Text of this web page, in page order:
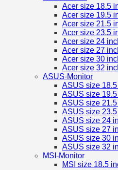
Acer size 18.5
Acer size 19.5
Acer size 21.5
Acer size 23.5
Acer size 24
Acer size 27
Acer size 30
Acer size 32
ASUS-Monitor
ASUS size
ASUS size
ASUS size
ASUS size
ASUS size 24
ASUS size 27
ASUS size 30
ASUS size 32
MSI-Monitor
MSI size 18.5